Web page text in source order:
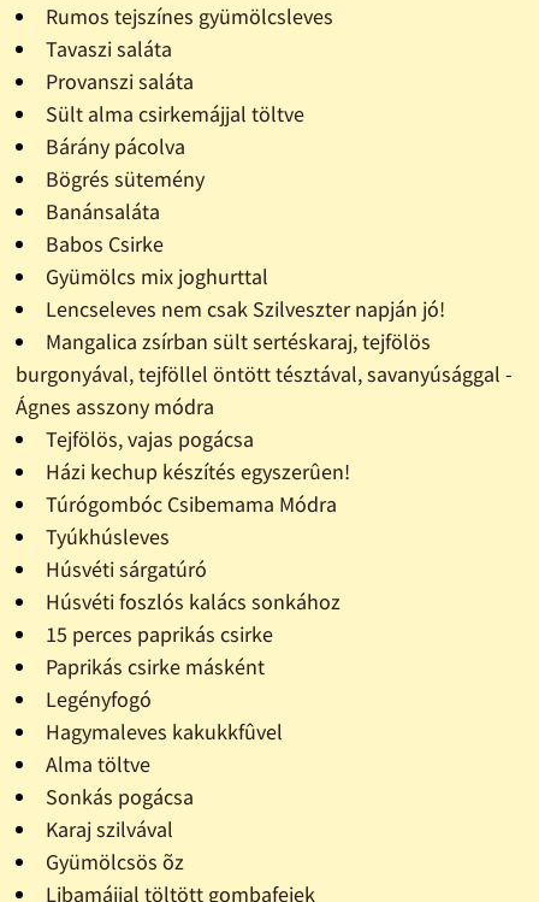
Rumos tejszínes gyümölcsleves
Tavaszi saláta
Provanszi saláta
Sült alma csirkemájjal töltve
Bárány pácolva
Bögrés sütemény
Banánsaláta
Babos Csirke
Gyümölcs mix joghurttal
Lencseleves nem csak Szilveszter napján jó!
Mangalica zsírban sült sertéskaraj, tejfölös
burgonyával, tejföllel öntött tésztával, savanyúsággal -
Ágnes asszony módra
Tejfölös, vajas pogácsa
Házi kechup készítés egyszerûen!
Túrógombóc Csibemama Módra
Tyúkhúsleves
Húsvéti sárgatúró
Húsvéti foszlós kalács sonkához
15 perces paprikás csirke
Paprikás csirke másként
Legényfogó
Hagymaleves kakukkfûvel
Alma töltve
Sonkás pogácsa
Karaj szilvával
Gyümölcsös õz
Libamájjal töltött gombafejek